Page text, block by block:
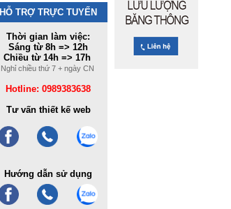
HỖ TRỢ TRỰC TUYẾN
Thời gian làm việc:
Sáng từ 8h => 12h
Chiều từ 14h => 17h
Nghỉ chiều thứ 7 + ngày CN
Hotline: 0989383638
Tư vấn thiết kế web
Hướng dẫn sử dụng